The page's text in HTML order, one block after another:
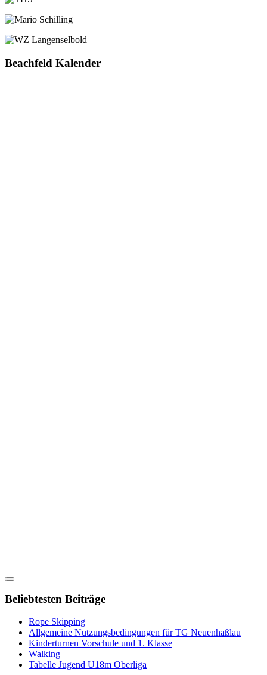
Beachfeld Kalender
Beliebtesten Beiträge
Rope Skipping
Allgemeine Nutzungsbedingungen für TG Neuenhaßlau
Kinderturnen Vorschule und 1. Klasse
Walking
Tabelle Jugend U18m Oberliga